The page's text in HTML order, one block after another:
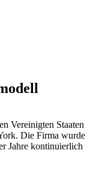
Vereinigten Staaten
Die Firma wurde
Jahre kontinuierlich